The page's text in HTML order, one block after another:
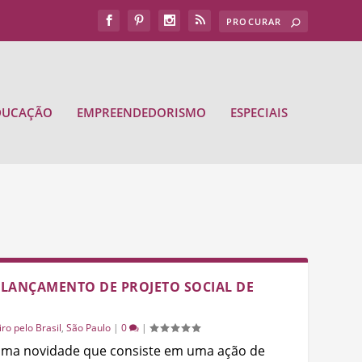
EMPREENDEDORISMO ESPECIAIS
DE PROJETO SOCIAL DE
pelo Brasil, São Paulo | 0 |
novidade que consiste em uma ação de